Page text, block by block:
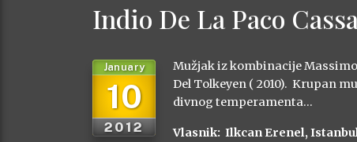
Indio De La Paco
10
January
2012
Mužjak iz kombinacije
Del Tolkeyen ( 2010). Krupan
divnog temperamenta…
Vlasnik: Ilkcan Erenel,